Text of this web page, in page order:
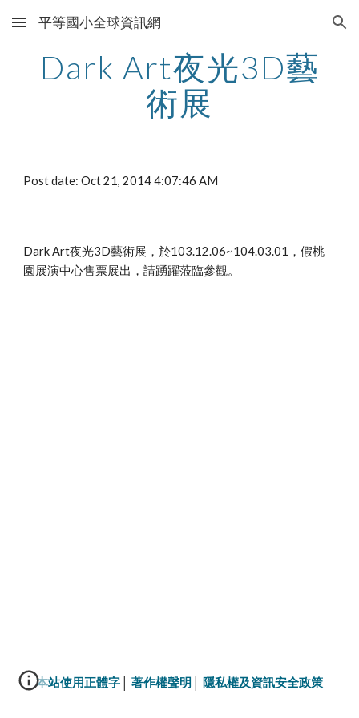
Skip to main content Skip to navigation
平等國小全球資訊網
Dark Art夜光3D藝
術展
Post date: Oct 21, 2014 4:07:46 AM
Dark Art夜光3D藝術展，於103.12.06~104.03.01，假桃
園展演中心售票展出，請踴躍蒞臨參觀。
本站使用正體字 著作權聲明 隱私權及資訊安全政策